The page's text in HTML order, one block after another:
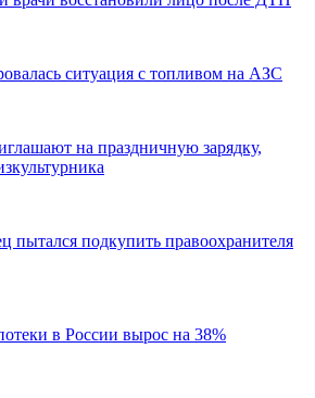
ситуация с топливом на АЗС
на праздничную зарядку,
пытался подкупить правоохранителя
в России вырос на 38%